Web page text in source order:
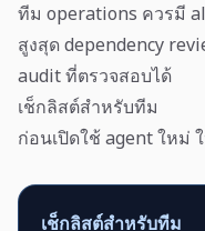
ทีม operations ควรมี
สูงสุด dependency
audit ที่ตรวจสอบได้
เช็กลิสต์สำหรับทีม
ก่อนเปิดใช้ agent ใหม่
เช็กลิสต์สำหรับทีม